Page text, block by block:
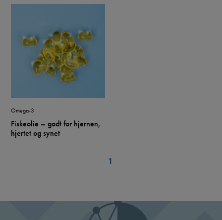
Fiskeolie – godt for hjernen,
hjertet og synet
Omega-3
1